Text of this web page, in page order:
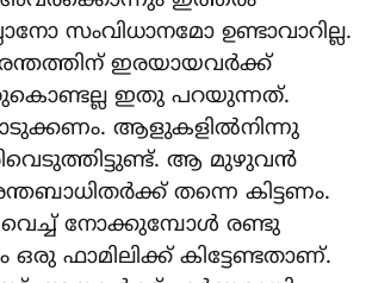
സംവിധാനമോ ഉണ്ടാവാറില്ല.
ഇരയായവർക്ക്
ഇതു പറയുന്നത്.
ആളുകളിൽനിന്നു
ആ മുഴുവൻ
തന്നെ കിട്ടണം.
വെച്ച് നോക്കുമ്പോൾ രണ്ടു
ഒരു ഫാമിലിക്ക് കിട്ടേണ്ടതാണ്.